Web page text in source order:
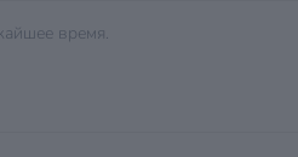
время.